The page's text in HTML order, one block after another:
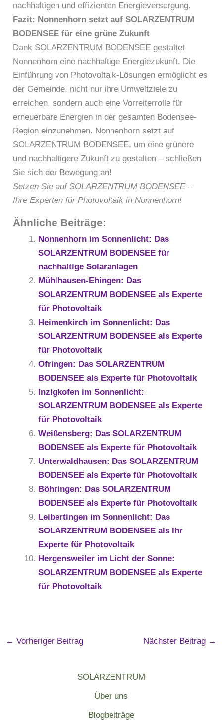
nachhaltigen und effizienten Energieversorgung.
Fazit: Nonnenhorn setzt auf SOLARZENTRUM
BODENSEE für eine grüne Zukunft
Dank SOLARZENTRUM BODENSEE gestaltet
Nonnenhorn eine nachhaltige Energiezukunft. Die
Einführung von Photovoltaik-Lösungen ermöglicht es
der Gemeinde, nicht nur ihre Umweltziele zu
erreichen, sondern auch eine Vorreiterrolle für
erneuerbare Energien in der gesamten Bodensee-
Region einzunehmen. Nonnenhorn setzt auf
SOLARZENTRUM BODENSEE, um eine grünere
und nachhaltigere Zukunft zu gestalten – schließen
Sie sich der Bewegung an!
Setzen Sie auf SOLARZENTRUM BODENSEE –
Ihre Experten für Photovoltaik in Nonnenhorn!
Ähnliche Beiträge:
Nonnenhorn im Sonnenlicht: Das
SOLARZENTRUM BODENSEE für
nachhaltige Solaranlagen
Mühlhausen-Ehingen: Das
SOLARZENTRUM BODENSEE als Experte
für Photovoltaik
Heimenkirch im Sonnenlicht: Das
SOLARZENTRUM BODENSEE als Experte
für Photovoltaik
Ofringen: Das SOLARZENTRUM
BODENSEE als Experte für Photovoltaik
Inzigkofen im Sonnenlicht:
SOLARZENTRUM BODENSEE als Experte
für Photovoltaik
Weißensberg: Das SOLARZENTRUM
BODENSEE als Experte für Photovoltaik
Unterwaldhausen: Das SOLARZENTRUM
BODENSEE als Experte für Photovoltaik
Böhringen: Das SOLARZENTRUM
BODENSEE als Experte für Photovoltaik
Leibertingen im Sonnenlicht: Das
SOLARZENTRUM BODENSEE als Ihr
Experte für Photovoltaik
Hergensweiler im Licht der Sonne:
SOLARZENTRUM BODENSEE als Experte
für Photovoltaik
← Vorheriger Beitrag Nächster Beitrag →
SOLARZENTRUM
Über uns
Blogbeiträge